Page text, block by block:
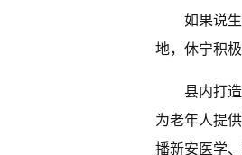
如果说
地，休宁积
县内打
为老年人提
播新安医学